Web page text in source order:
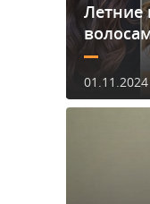
Летние
01.11.2024